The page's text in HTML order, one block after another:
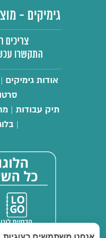
גימיקים -
צריכים
התקשרו
אודות גימיקים |
תיק עבודות |
|